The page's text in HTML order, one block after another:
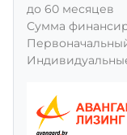
до 60 месяцев
Сумма